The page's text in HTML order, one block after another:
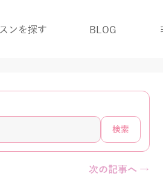
ンを探す BLOG
検索
次の記事へ →